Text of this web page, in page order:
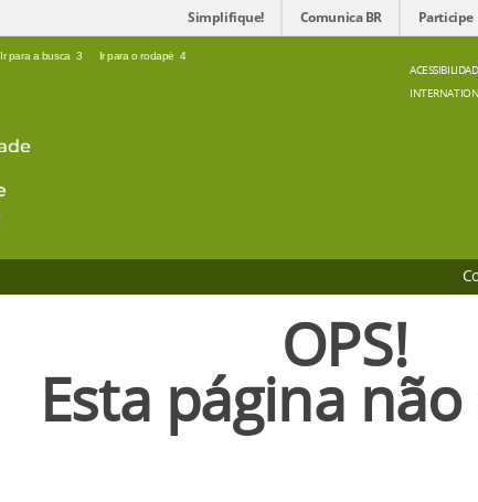
Simplifique! Comunica BR Participe
Ir para a busca 3 Ir para o rodapé 4
OPS!
Esta página